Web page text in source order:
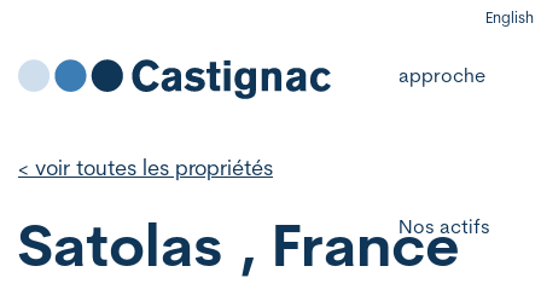
approche
Nos actifs
English
< voir toutes les propriétés
Satolas , France